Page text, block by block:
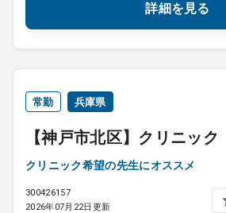
詳細を見る
常勤 兵庫県
【神戸市北区】クリニック
クリニック希望の先生にオススメ
300426157
2026年07月22日更新